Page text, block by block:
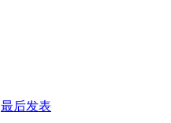
最后发表